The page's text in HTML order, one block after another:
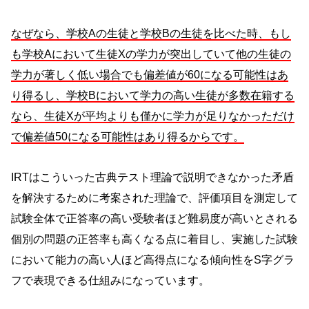
なぜなら、学校Aの生徒と学校Bの生徒を比べた時、もし
も学校Aにおいて生徒Xの学力が突出していて他の生徒の
学力が著しく低い場合でも偏差値が60になる可能性はあ
り得るし、学校Bにおいて学力の高い生徒が多数在籍する
なら、生徒Xが平均よりも僅かに学力が足りなかっただけ
で偏差値50になる可能性はあり得るからです。
IRTはこういった古典テスト理論で説明できなかった矛盾
を解決するために考案された理論で、評価項目を測定して
試験全体で正答率の高い受験者ほど難易度が高いとされる
個別の問題の正答率も高くなる点に着目し、実施した試験
において能力の高い人ほど高得点になる傾向性をS字グラ
フで表現できる仕組みになっています。